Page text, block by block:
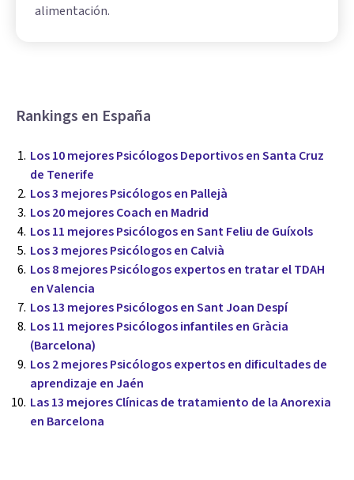
alimentación.
Rankings en España
Los 10 mejores Psicólogos Deportivos en Santa Cruz
de Tenerife
Los 3 mejores Psicólogos en Pallejà
Los 20 mejores Coach en Madrid
Los 11 mejores Psicólogos en Sant Feliu de Guíxols
Los 3 mejores Psicólogos en Calvià
Los 8 mejores Psicólogos expertos en tratar el TDAH
en Valencia
Los 13 mejores Psicólogos en Sant Joan Despí
Los 11 mejores Psicólogos infantiles en Gràcia
(Barcelona)
Los 2 mejores Psicólogos expertos en dificultades de
aprendizaje en Jaén
Las 13 mejores Clínicas de tratamiento de la Anorexia
en Barcelona